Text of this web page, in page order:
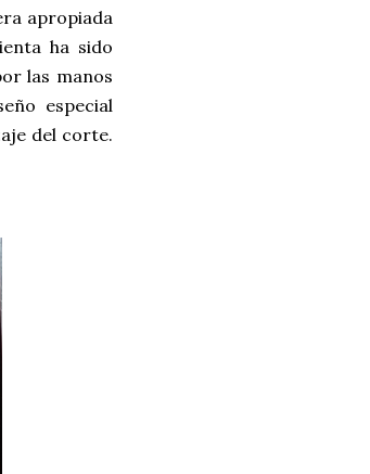
apropiada
ha sido
las manos
especial
del corte.